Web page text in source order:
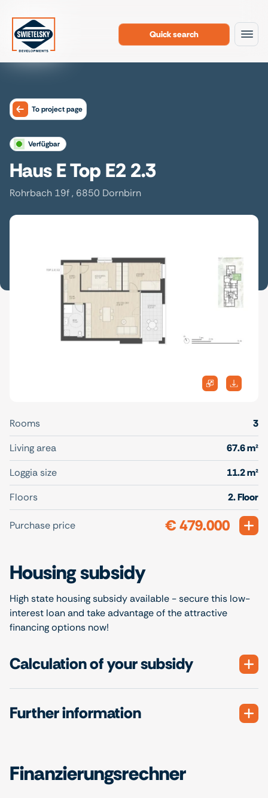
To the content Quick search
To project page
verfügbar
Haus E Top E2 2.3
Rohrbach 19f , 6850 Dornbirn
Rooms
3
Living area
67.6 m²
Loggia size
11.2 m²
Floors
2. Floor
Purchase price € 479.000
Housing subsidy
High state housing subsidy available - secure this low-
interest loan and take advantage of the attractive
financing options now!
Calculation of your subsidy
Further information
Finanzierungsrechner